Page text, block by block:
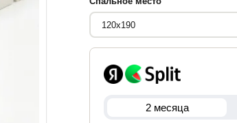
2 месяца